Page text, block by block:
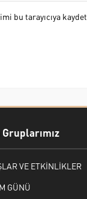
bu tarayıcıya kaydet.
VE ETKİNLİKLER
GÜNÜ